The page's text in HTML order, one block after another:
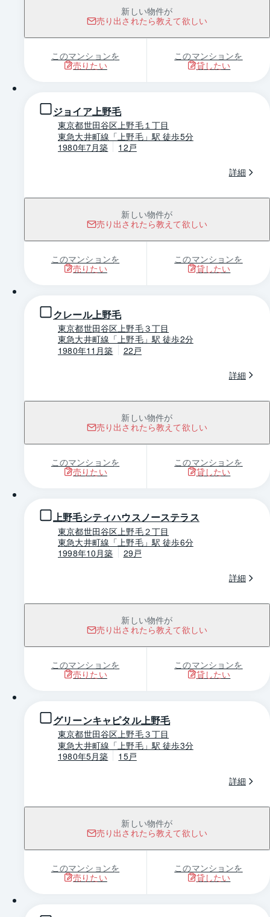
新しい物件が
売り出されたら教えて欲しい
このマンションを
売りたい
このマンションを
貸したい
ジョイア上野毛
東京都世田谷区上野毛１丁目
東急大井町線「上野毛」駅 徒歩5分
1980年7月築
12戸
詳細
新しい物件が
売り出されたら教えて欲しい
このマンションを
売りたい
このマンションを
貸したい
クレール上野毛
東京都世田谷区上野毛３丁目
東急大井町線「上野毛」駅 徒歩2分
1980年11月築
22戸
詳細
新しい物件が
売り出されたら教えて欲しい
このマンションを
売りたい
このマンションを
貸したい
上野毛シティハウスノーステラス
東京都世田谷区上野毛２丁目
東急大井町線「上野毛」駅 徒歩6分
1998年10月築
29戸
詳細
新しい物件が
売り出されたら教えて欲しい
このマンションを
売りたい
このマンションを
貸したい
グリーンキャピタル上野毛
東京都世田谷区上野毛３丁目
東急大井町線「上野毛」駅 徒歩3分
1980年5月築
15戸
詳細
新しい物件が
売り出されたら教えて欲しい
このマンションを
売りたい
このマンションを
貸したい